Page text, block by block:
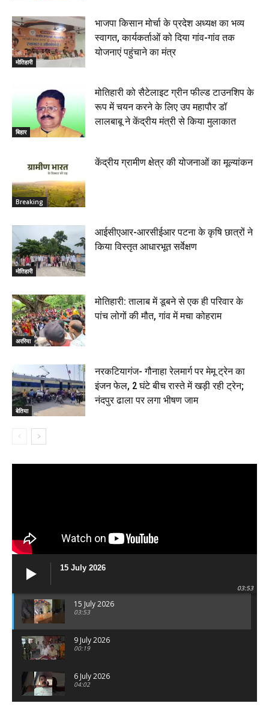
मोतिहारी
भाजपा किसान मोर्चा के प्रदेश अध्यक्ष का भव्य
स्वागत, कार्यकर्ताओं को दिया गांव-गांव तक
योजनाएं पहुंचाने का मंत्र
बिहार
मोतिहारी को सैटेलाइट ग्रीन फील्ड टाउनशिप के
रूप में चयन करने के लिए उप महापौर डॉ
लालबाबू ने केंद्रीय मंत्री से किया मुलाकात
Breaking
केंद्रीय ग्रामीण क्षेत्र की योजनाओं का मूल्यांकन
मोतिहारी
आईसीएआर-आरसीईआर पटना के कृषि छात्रों ने
किया विस्तृत आधारभूत सर्वेक्षण
अररिया
मोतिहारी: तालाब में डूबने से एक ही परिवार के
पांच लोगों की मौत, गांव में मचा कोहराम
बेतिया
नरकटियागंज- गौनाहा रेलमार्ग पर मेमू ट्रेन का
इंजन फेल, 2 घंटे बीच रास्ते में खड़ी रही ट्रेन;
नंदपुर ढाला पर लगा भीषण जाम
15 July 2026
03:53
15 July 2026
03:53
9 July 2026
00:19
6 July 2026
04:02